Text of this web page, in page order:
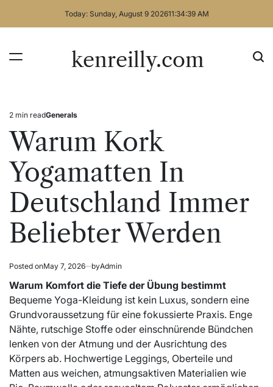
Today: Sunday, August 9 202611:34:40 AM
kenreilly.com
Estimated
read
time
2 min readPosted
Generals
Warum Kork
Yogamatten In
Deutschland Immer
Beliebter Werden
Posted onMay 7, 2026 byAdmin
Warum Komfort die Tiefe der Übung bestimmt
Bequeme Yoga-Kleidung ist kein Luxus, sondern eine
Grundvoraussetzung für eine fokussierte Praxis. Enge
Nähte, rutschige Stoffe oder einschnürende Bündchen
lenken von der Atmung und der Ausrichtung des
Körpers ab. Hochwertige Leggings, Oberteile und
Matten aus weichen, atmungsaktiven Materialien wie